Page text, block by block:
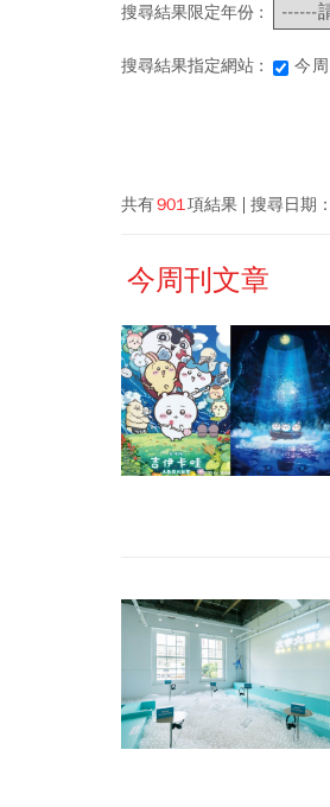
搜尋結果限定年份 :
搜尋結果指定網站 : 今
共有901項結果 搜尋日期：
今周刊文章